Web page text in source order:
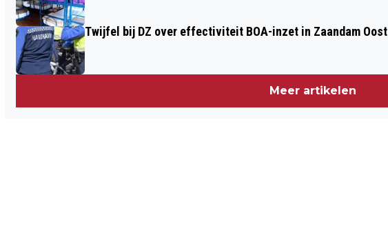
Twijfel bij DZ over effectiviteit BOA-inzet in Zaandam Oost
Meer artikelen